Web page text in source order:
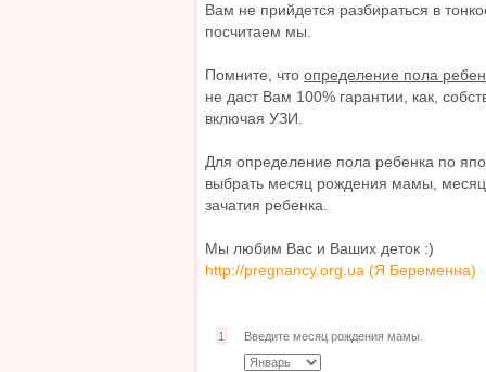
Вам не прийдется разбираться в
посчитаем мы.
Помните, что определение пола
не даст Вам 100% гарантии, как,
включая УЗИ.
Для определение пола ребенка по
выбрать месяц рождения мамы,
зачатия ребенка.
Мы любим Вас и Ваших деток :)
http://pregnancy.org.ua (Я Беременна)
1 Введите месяц рождения мамы.